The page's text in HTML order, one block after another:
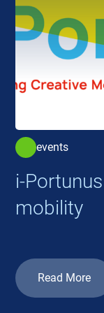
events
i-
mobility
Read More